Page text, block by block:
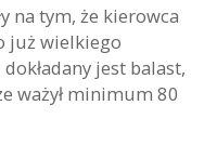
na tym, że kierowca
już wielkiego
jest balast,
ważył minimum 80